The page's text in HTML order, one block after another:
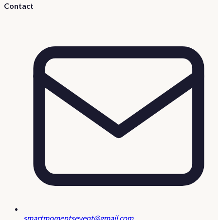
Contact
smartmomentsevent@gmail.com